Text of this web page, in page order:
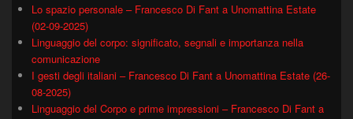
Lo spazio personale – Francesco Di Fant a Unomattina Estate
(02-09-2025)
Linguaggio del corpo: significato, segnali e importanza nella
comunicazione
I gesti degli italiani – Francesco Di Fant a Unomattina Estate (26-
08-2025)
Linguaggio del Corpo e prime impressioni – Francesco Di Fant a